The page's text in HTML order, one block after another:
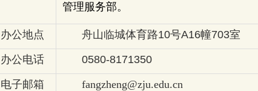
管理服务部。
办公地点 舟山临城体育路10号A16幢703室
办公电话 0580-8171350
电子邮箱 fangzheng@zju.edu.cn